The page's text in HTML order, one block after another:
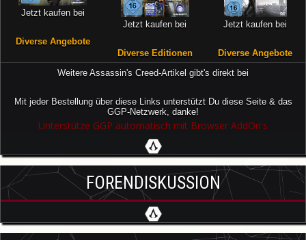
Jetzt kaufen bei
Diverse Angebote
Jetzt kaufen bei
Diverse Editionen
Jetzt kaufen bei
Diverse Angebote
Weitere Assassin's Creed-Artikel gibt's direkt bei
Mit jeder Bestellung über diese Links unterstützt Du diese Seite & das
GGP-Netzwerk, danke!
Unterstütze GGP automatisch mit Browser AddOn's
FORENDISKUSSION